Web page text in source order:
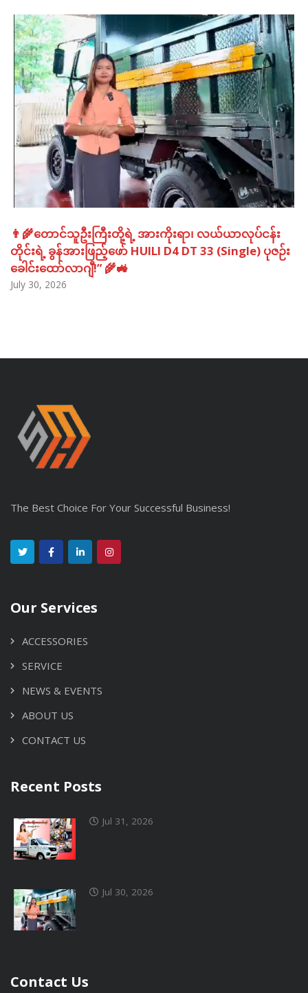
👨‍🌾တောင်သူဦးကြီးတို့ရဲ့ အားကိုးရာ၊ လယ်ယာလုပ်ငန်း
တိုင်းရဲ့ ခွန်အားဖြည့်ဖော် HUILI D4 DT 33 (Single) ပုဇဉ်း
ခေါင်းထော်လာဂျီ!” 🌾🚜
July 30, 2026
The Best Choice For Your Successful Business!
Our Services
ACCESSORIES
SERVICE
NEWS & EVENTS
ABOUT US
CONTACT US
Recent Posts
Jul 31, 2026
Jul 30, 2026
Contact Us